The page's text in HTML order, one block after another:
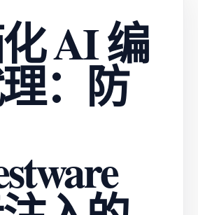
AI 编
：防